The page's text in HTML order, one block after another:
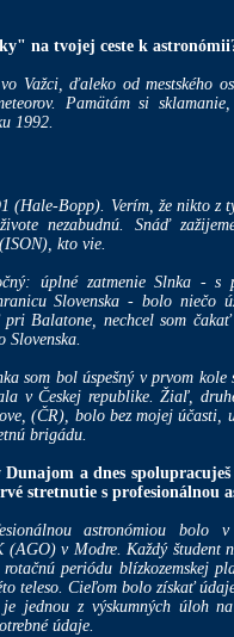
na tvojej ceste k
Važci, ďaleko od mestského
Pamätám si
1992.
(Hale-Bopp). Verím, že nikto z
nezabudnú. Snáď
kto vie.
úplné zatmenie Slnka - s
Slovenska - bolo niečo
pri Balatone, nechcel som
Slovenska.
som bol úspešný v prvom kole
v Českej republike. Žiaľ,
(ČR), bolo bez mojej účasti,
brigádu.
a dnes
stretnutie s profesionálnou
astronómiou bolo
(AGO) v Modre. Každý študent
periódu blízkozemskej
teleso. Cieľom bolo získať
je jednou z výskumných úloh
údaje.